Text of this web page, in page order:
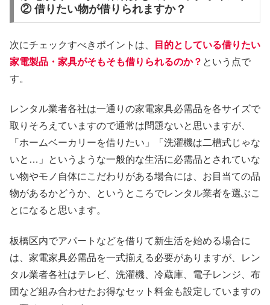
② 借りたい物が借りられますか？
次にチェックすべきポイントは、
目的としている借りたい
家電製品・家具がそもそも借りられるのか？ という点で
す。
レンタル業者各社は一通りの家電家具必需品を各サイズで
取りそろえていますので通常は問題ないと思いますが、
「ホームベーカリーを借りたい」「洗濯機は二槽式じゃな
いと…」というような一般的な生活に必需品とされていな
い物やモノ自体にこだわりがある場合には、お目当ての品
物があるかどうか、というところでレンタル業者を選ぶこ
とになると思います。
板橋区内でアパートなどを借りて新生活を始める場合に
は、家電家具必需品を一式揃える必要がありますが、レン
タル業者各社はテレビ、洗濯機、冷蔵庫、電子レンジ、布
団など組み合わせたお得なセット料金も設定していますの